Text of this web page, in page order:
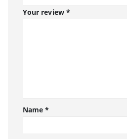
Your review *
Name*